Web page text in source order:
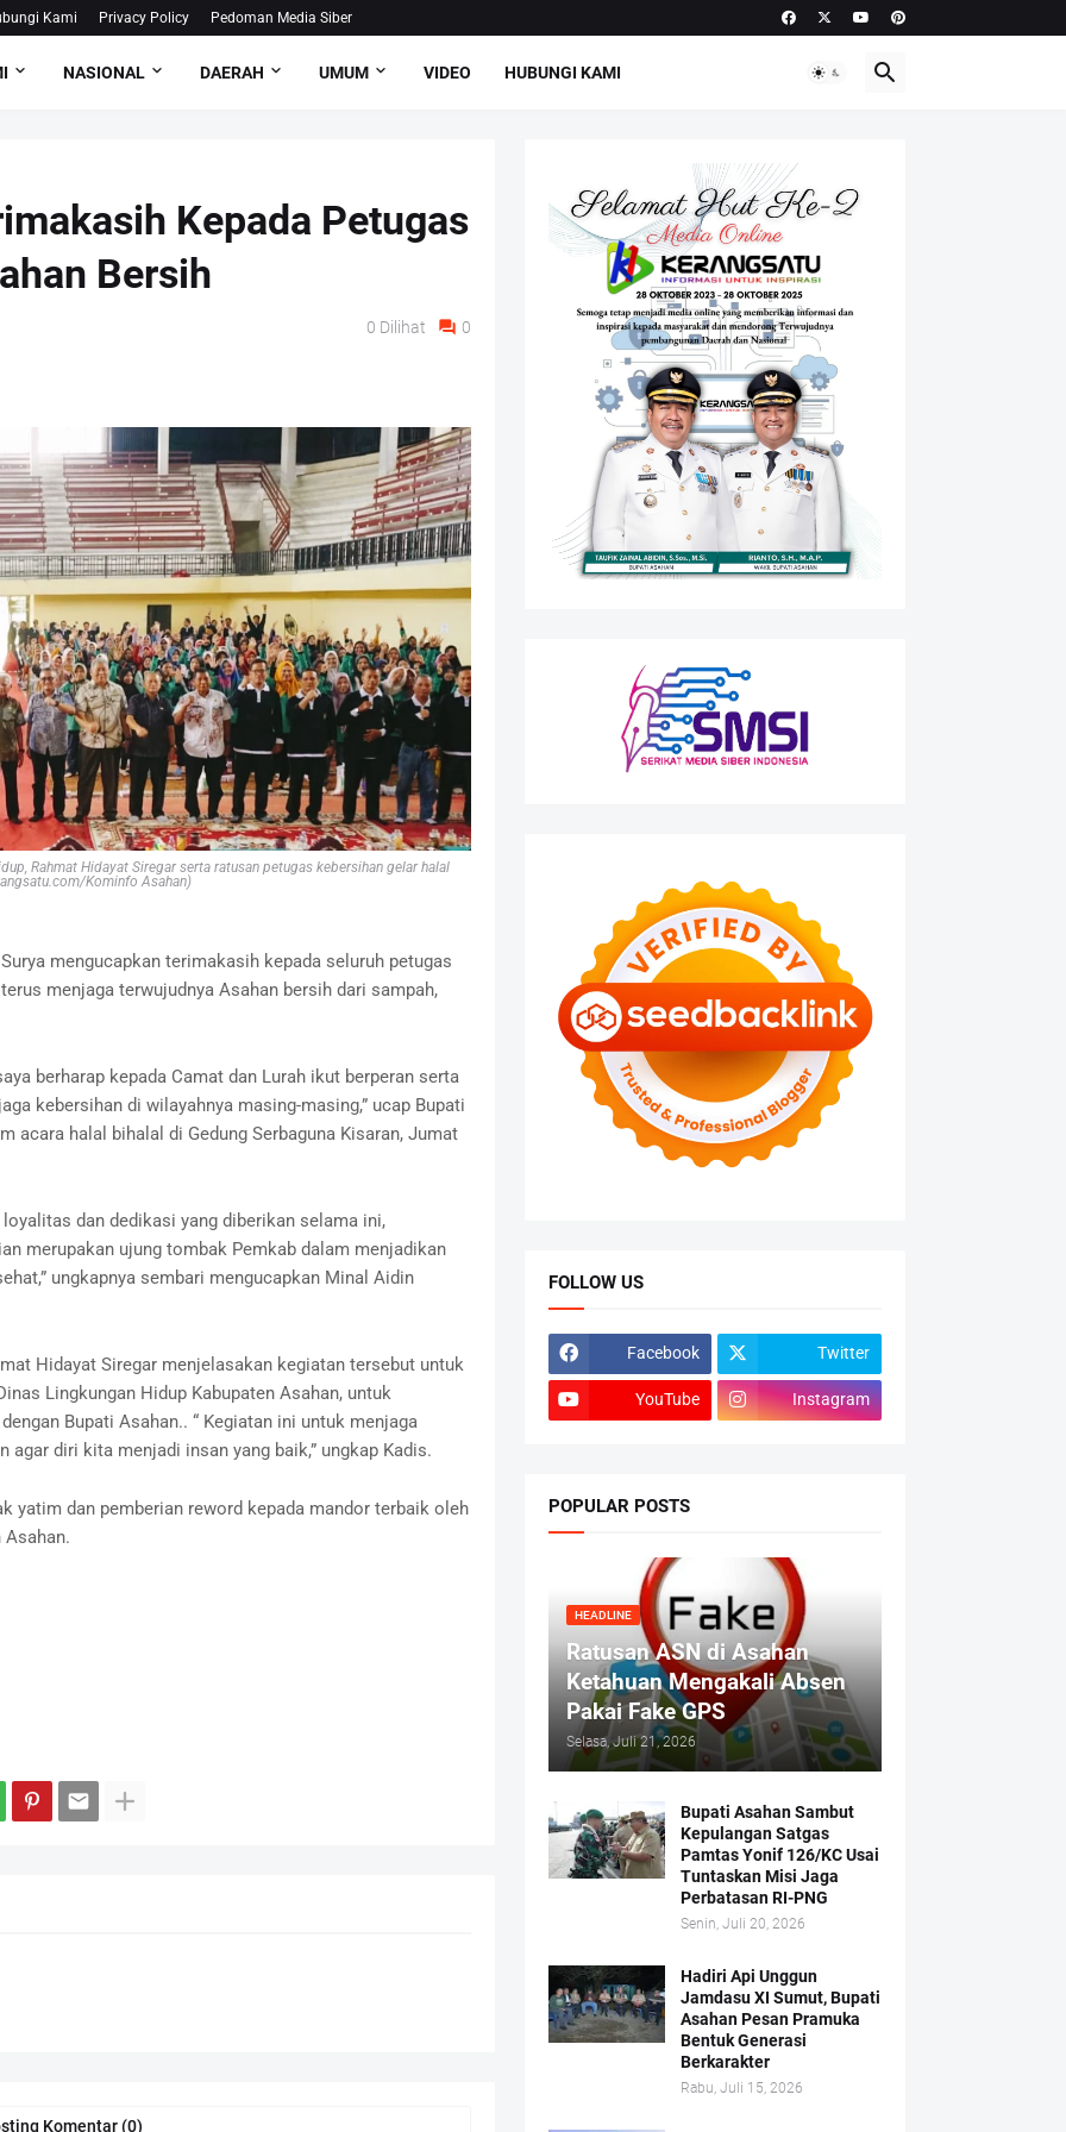
Kami Privacy Policy Pedoman Media Siber
NASIONAL DAERAH UMUM VIDEO HUBUNGI KAMI
Kepada Petugas
Bersih
0 Dilihat 0
Rahmat Hidayat Siregar serta ratusan petugas kebersihan gelar halal
Kominfo Asahan)
mengucapkan terimakasih kepada seluruh petugas
menjaga terwujudnya Asahan bersih dari sampah,
berharap kepada Camat dan Lurah ikut berperan serta
kebersihan di wilayahnya masing-masing,” ucap Bupati
acara halal bihalal di Gedung Serbaguna Kisaran, Jumat
dan dedikasi yang diberikan selama ini,
merupakan ujung tombak Pemkab dalam menjadikan
ungkapnya sembari mengucapkan Minal Aidin
Hidayat Siregar menjelasakan kegiatan tersebut untuk
Lingkungan Hidup Kabupaten Asahan, untuk
Bupati Asahan.. “ Kegiatan ini untuk menjaga
diri kita menjadi insan yang baik,” ungkap Kadis.
yatim dan pemberian reword kepada mandor terbaik oleh
Asahan.
Komentar (0)
FOLLOW US
Facebook Twitter
YouTube Instagram
POPULAR POSTS
HEADLINE
Ratusan ASN di Asahan
Ketahuan Mengakali Absen
Pakai Fake GPS
Selasa, Juli 21, 2026
Bupati Asahan Sambut
Kepulangan Satgas
Pamtas Yonif 126/KC Usai
Tuntaskan Misi Jaga
Perbatasan RI-PNG
Senin, Juli 20, 2026
Hadiri Api Unggun
Jamdasu XI Sumut, Bupati
Asahan Pesan Pramuka
Bentuk Generasi
Berkarakter
Rabu, Juli 15, 2026